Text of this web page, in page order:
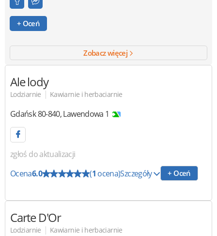
+ Oceń
Zobacz więcej
Ale lody
Lodziarnie | Kawiarnie i herbaciarnie
Gdańsk80-840,Lawendowa 1
zgłoś do aktualizacji
Ocena6.0 (1 ocena)Szczegóły + Oceń
Carte D'Or
Lodziarnie | Kawiarnie i herbaciarnie